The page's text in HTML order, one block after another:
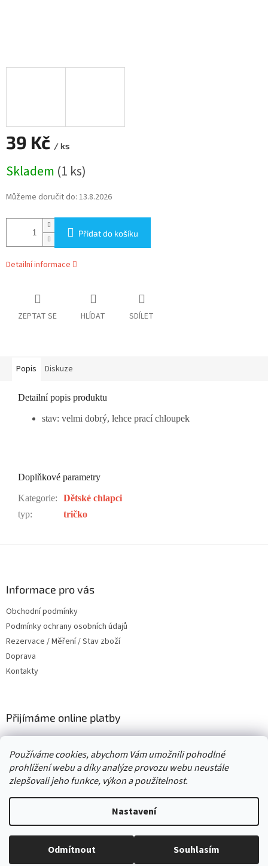
Používáme cookies, abychom Vám umožnili pohodlné
prohlížení webu a díky analýze provozu webu neustále
zlepšovali jeho funkce, výkon a použitelnost.
Nastavení
Odmítnout Souhlasím
39 Kč / ks
cena:
Skladem (1 ks)
Můžeme doručit do: 13.8.2026
Přidat do košíku
Detailní informace
ZEPTAT SE HLÍDAT SDÍLET
Popis Diskuze
Detailní popis produktu
stav: velmi dobrý, lehce prací chloupek
Doplňkové parametry
Kategorie:
Dětské chlapci
typ: tričko
Informace pro vás
Obchodní podmínky
Podmínky ochrany osobních údajů
Rezervace / Měření / Stav zboží
Doprava
Kontakty
Přijímáme online platby
Copyright 2026Second hand online AXEL. Všechna práva
vyhrazena.Upravit nastavení cookies